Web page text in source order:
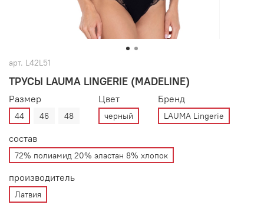
арт. L42L51
ТРУСЫ LAUMA LINGERIE (MADELINE)
Размер
44 46 48
Цвет
черный
Бренд
LAUMA Lingerie
состав
72% полиамид 20% эластан 8% хлопок
производитель
Латвия